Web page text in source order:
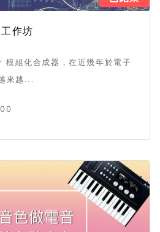
作坊
組化合成器，在近幾年於電子
來越...